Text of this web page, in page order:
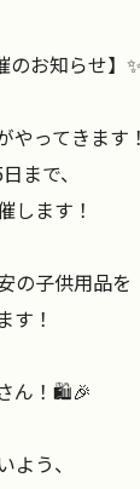
のお知らせ】
やってきます
まで、
します！
の子供用品を
す！
ん！🛍️🎉
よう、